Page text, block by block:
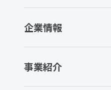
企業情報
事業紹介